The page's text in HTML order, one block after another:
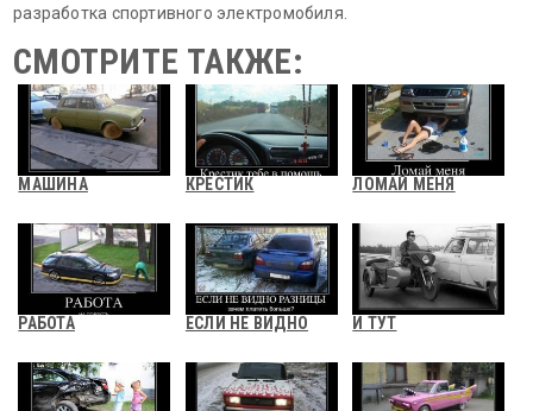
разработка спортивного электромобиля.
СМОТРИТЕ ТАКЖЕ:
МАШИНА КРЕСТИК ЛОМАЙ МЕНЯ
РАБОТА ЕСЛИ НЕ ВИДНО И ТУТ